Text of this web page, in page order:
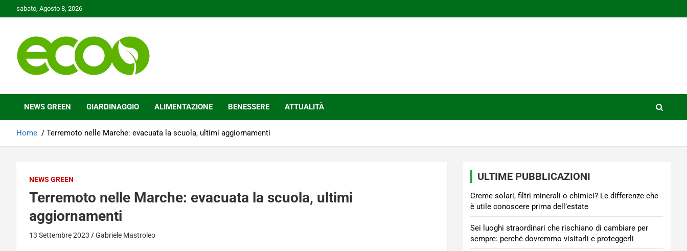
to
sabato, Agosto 8, 2026
Ecoo.it
NEWS GREEN GIARDINAGGIO ALIMENTAZIONE BENESSERE ATTUALITÀ
Home Terremoto nelle Marche: evacuata la scuola, ultimi aggiornamenti
NEWS GREEN
Terremoto nelle Marche: evacuata la scuola, ultimi
aggiornamenti
13 Settembre 2023 Gabriele Mastroleo
ULTIME PUBBLICAZIONI
Creme solari, filtri minerali o chimici? Le differenze che
è utile conoscere prima dell’estate
Sei luoghi straordinari che rischiano di cambiare per
sempre: perché dovremmo visitarli e proteggerli